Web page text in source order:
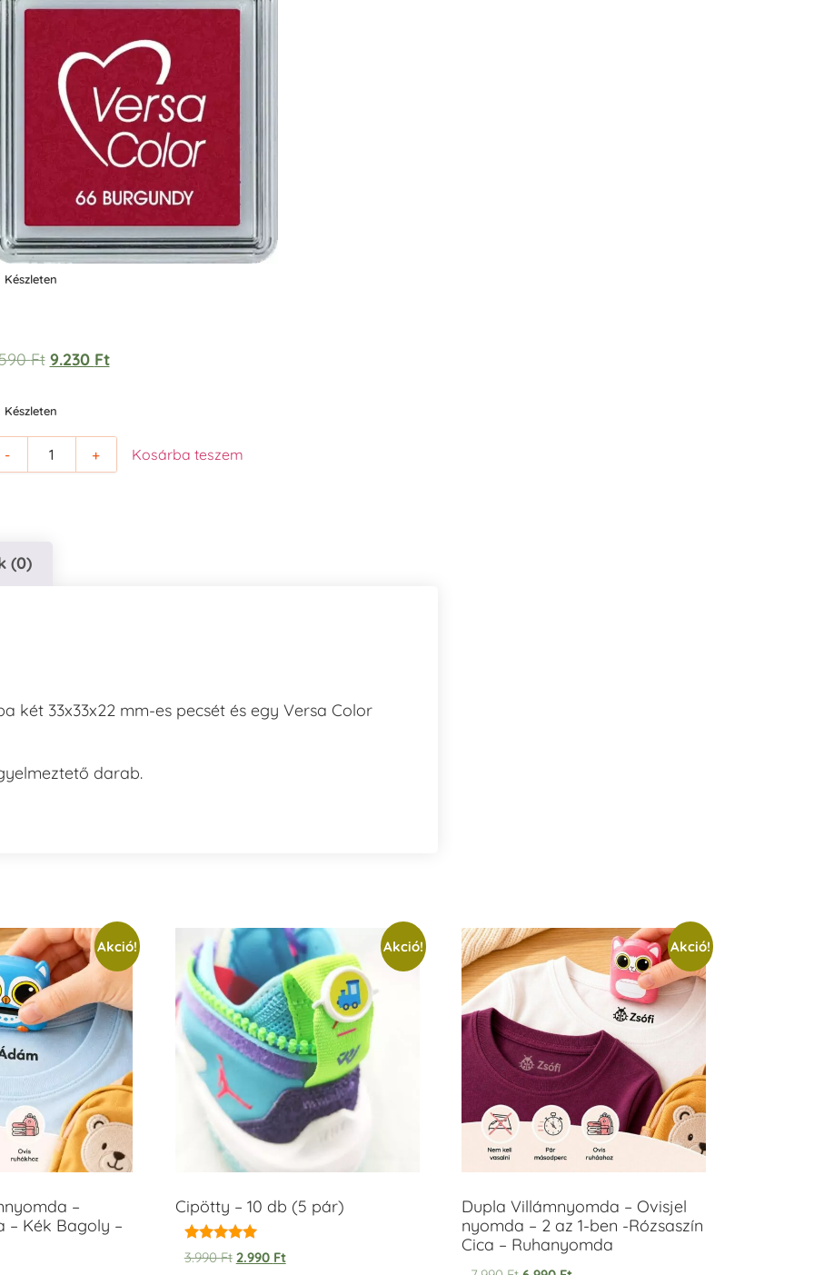
Készleten
Ft 9.230 Ft
Készleten
- + Kosárba teszem
(0)
két 33x33x22 mm-es pecsét és egy Versa Color
darab.
Akció!
–
– Kék Bagoly –
Akció!
Cipötty – 10 db (5 pár)
Értékelés:
5.00
3.990Ft 2.990 Ft
Akció!
Dupla Villámnyomda – Ovisjel
nyomda – 2 az 1-ben -Rózsaszín
Cica – Ruhanyomda